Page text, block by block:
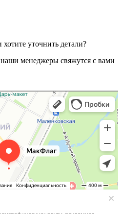
уточнить детали?
наши менеджеры свяжутся с вами